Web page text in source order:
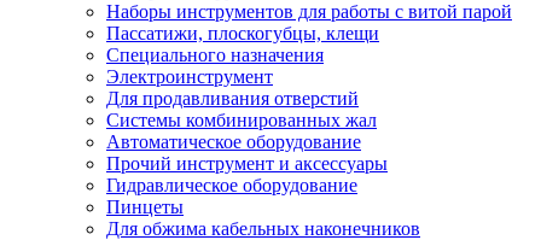
Наборы инструментов для работы с витой парой
Пассатижи, плоскогубцы, клещи
Специального назначения
Электроинструмент
Для продавливания отверстий
Системы комбинированных жал
Автоматическое оборудование
Прочий инструмент и аксессуары
Гидравлическое оборудование
Пинцеты
Для обжима кабельных наконечников